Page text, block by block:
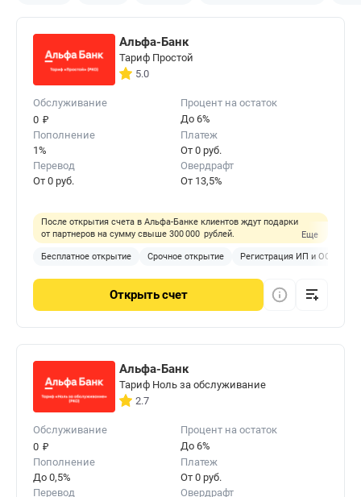
подайте заявку.
Альфа-Банк
Тариф Простой
5.0
Обслуживание
0 ₽
Процент на остаток
До 6%
Пополнение
1%
Платеж
От 0 руб.
Перевод
От 0 руб.
Овердрафт
От 13,5%
После открытия счета в Альфа-Банке клиентов ждут подарки
от партнеров на сумму свыше 300 000 рублей.
Еще
Бесплатное открытие Срочное открытие Регистрация ИП и ООО
Открытьсчет
Альфа-Банк
Тариф Ноль за обслуживание
2.7
Обслуживание
0 ₽
Процент на остаток
До 6%
Пополнение
До 0,5%
Платеж
От 0 руб.
Перевод
Овердрафт